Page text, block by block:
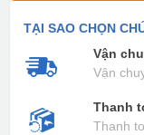
TẠI SAO CHỌN
Vận
Vận
Thanh
Thanh